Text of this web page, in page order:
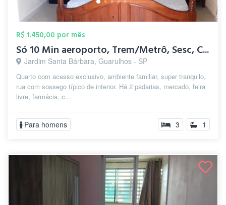
R$ 1.450,00 por mês
Só 10 Min aeroporto, Trem/Metrô, Sesc, C...
Jardim Santa Bárbara, Guarulhos - SP
Quarto com acesso exclusivo, ambiente familiar, super tranquilo,
rua com sossego típico de interior. Há 2 padarias, mercado, feira
livre, farmácia, c...
Para homens 3 1